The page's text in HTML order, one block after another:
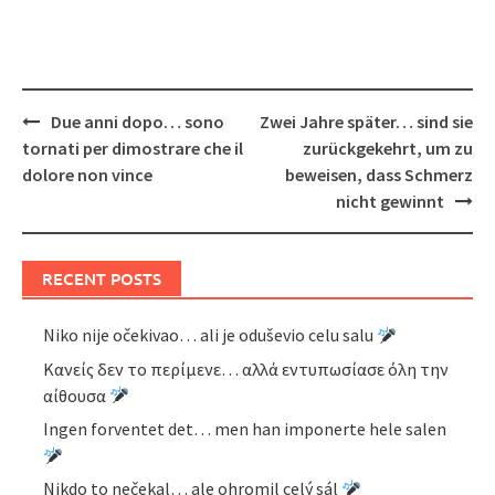
Post
navigation
Due anni dopo… sono
tornati per dimostrare che il
dolore non vince
Zwei Jahre später… sind sie
zurückgekehrt, um zu
beweisen, dass Schmerz
nicht gewinnt
RECENT POSTS
Niko nije očekivao… ali je oduševio celu salu
Κανείς δεν το περίμενε… αλλά εντυπωσίασε όλη την
αίθουσα
Ingen forventet det… men han imponerte hele salen
Nikdo to nečekal… ale ohromil celý sál